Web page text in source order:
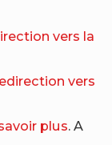
vers la
vers
plus. A